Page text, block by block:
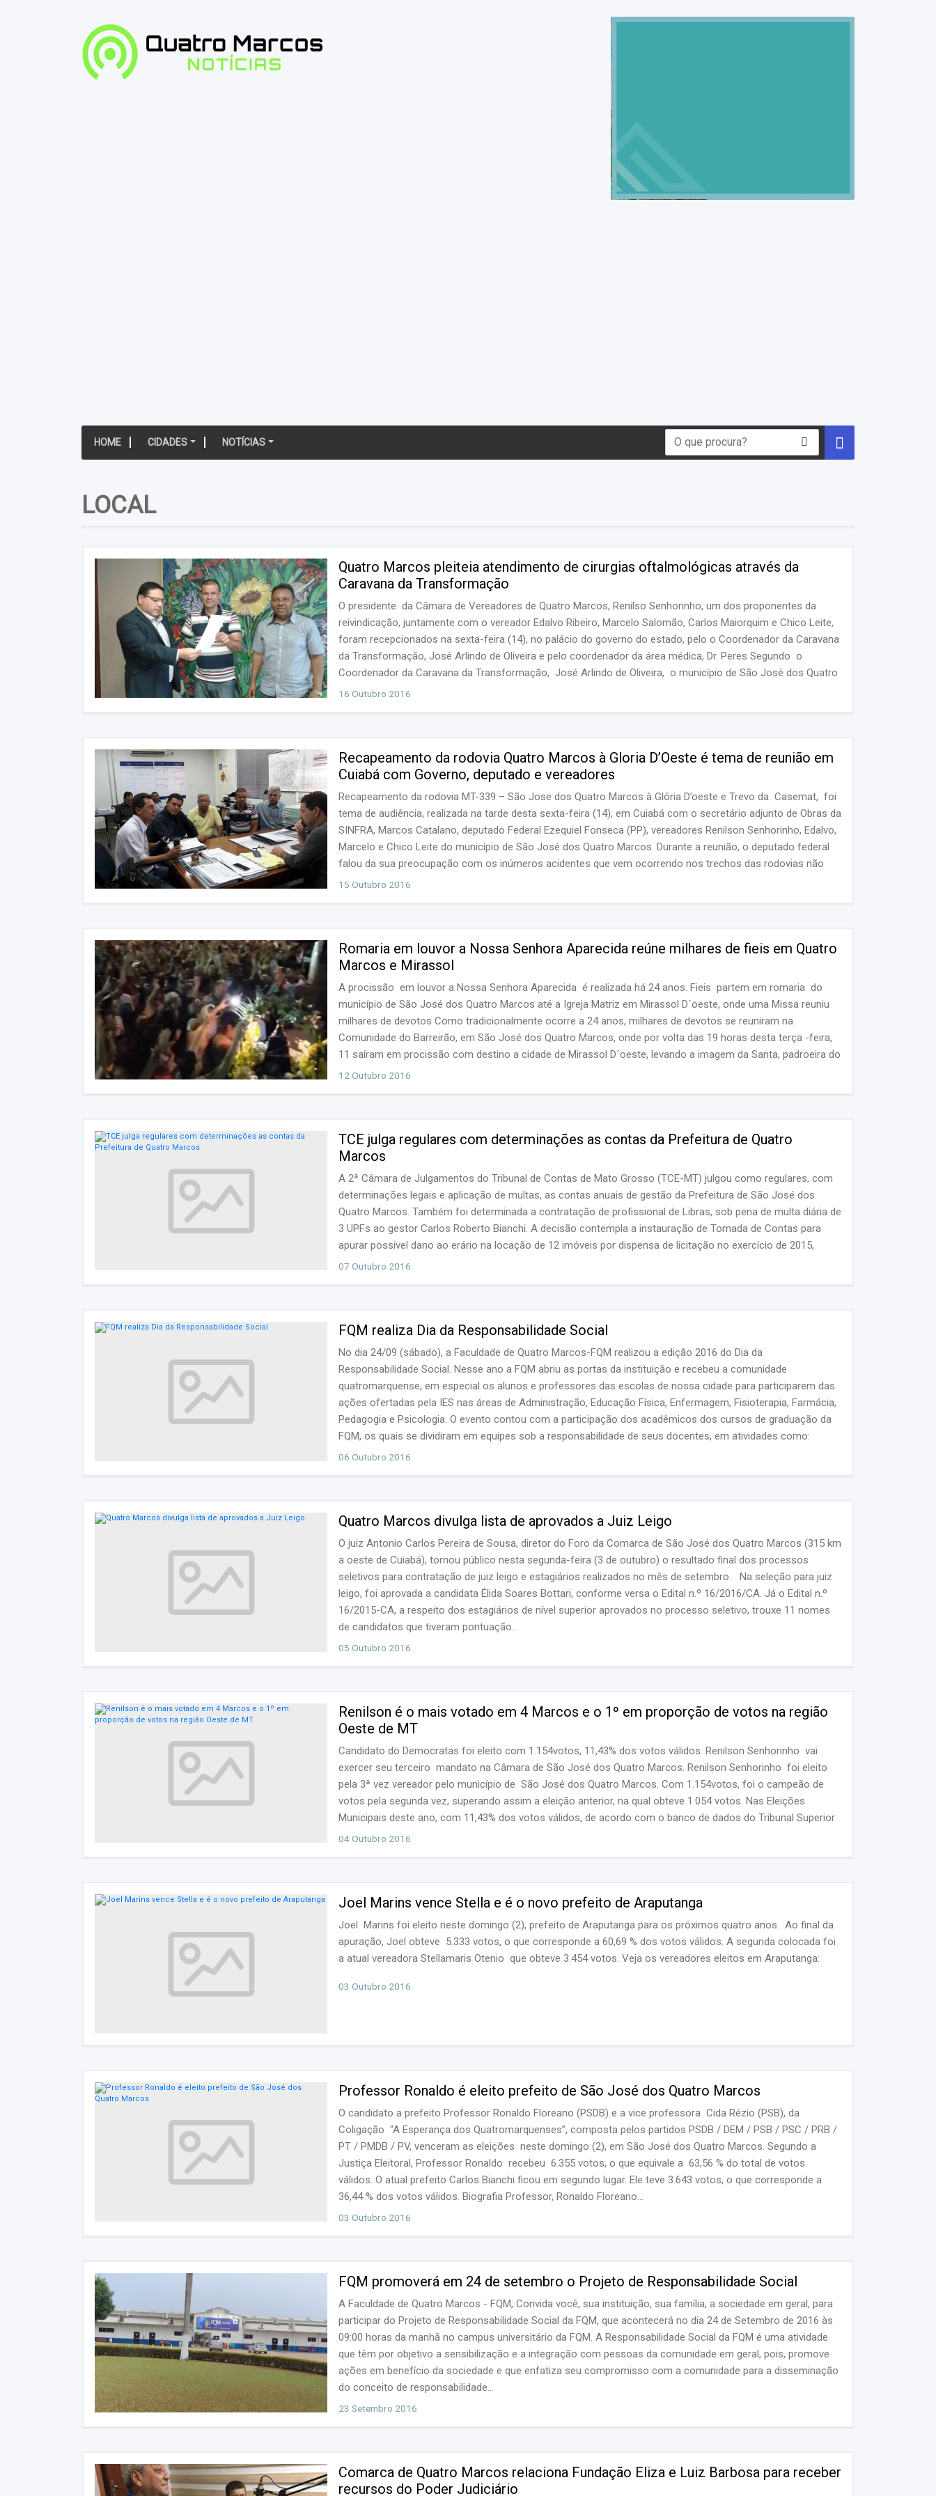
HOME CIDADES NOTÍCIAS
LOCAL
Quatro Marcos pleiteia atendimento de cirurgias oftalmológicas através da
Caravana da Transformação
O presidente da Câmara de Vereadores de Quatro Marcos, Renilso Senhorinho, um dos proponentes da
reivindicação, juntamente com o vereador Edalvo Ribeiro, Marcelo Salomão, Carlos Maiorquim e Chico Leite,
foram recepcionados na sexta-feira (14), no palácio do governo do estado, pelo o Coordenador da Caravana
da Transformação, José Arlindo de Oliveira e pelo coordenador da área médica, Dr. Peres Segundo o
Coordenador da Caravana da Transformação, José Arlindo de Oliveira, o município de São José dos Quatro
Marco poderá ser escolhido para realização de cirurgias oftalmológicas. “Uma das condições para que...
16 Outubro 2016
Recapeamento da rodovia Quatro Marcos à Gloria D’Oeste é tema de reunião em
Cuiabá com Governo, deputado e vereadores
Recapeamento da rodovia MT-339 – São Jose dos Quatro Marcos à Glória D’oeste e Trevo da Casemat, foi
tema de audiência, realizada na tarde desta sexta-feira (14), em Cuiabá com o secretário adjunto de Obras da
SINFRA, Marcos Catalano, deputado Federal Ezequiel Fonseca (PP), vereadores Renilson Senhorinho, Edalvo,
Marcelo e Chico Leite do município de São José dos Quatro Marcos. Durante a reunião, o deputado federal
falou da sua preocupação com os inúmeros acidentes que vem ocorrendo nos trechos das rodovias não
pavimentadas e também no trevo. Segundo ele, a retomada...
15 Outubro 2016
Romaria em louvor a Nossa Senhora Aparecida reúne milhares de fieis em Quatro
Marcos e Mirassol
A procissão em louvor a Nossa Senhora Aparecida é realizada há 24 anos. Fieis partem em romaria do
município de São José dos Quatro Marcos até a Igreja Matriz em Mirassol D´oeste, onde uma Missa reuniu
milhares de devotos Como tradicionalmente ocorre a 24 anos, milhares de devotos se reuniram na
Comunidade do Barreirão, em São José dos Quatro Marcos, onde por volta das 19 horas desta terça -feira,
11 saíram em procissão com destino a cidade de Mirassol D´oeste, levando a imagem da Santa, padroeira do
Brasil. Os Romeiros percorrem a rodovia...
12 Outubro 2016
TCE julga regulares com determinações as contas da Prefeitura de Quatro
Marcos
A 2ª Câmara de Julgamentos do Tribunal de Contas de Mato Grosso (TCE-MT) julgou como regulares, com
determinações legais e aplicação de multas, as contas anuais de gestão da Prefeitura de São José dos
Quatro Marcos. Também foi determinada a contratação de profissional de Libras, sob pena de multa diária de
3 UPFs ao gestor Carlos Roberto Bianchi. A decisão contempla a instauração de Tomada de Contas para
apurar possível dano ao erário na locação de 12 imóveis por dispensa de licitação no exercício de 2015,
durante a gestão. Conforme apontado...
07 Outubro 2016
FQM realiza Dia da Responsabilidade Social
No dia 24/09 (sábado), a Faculdade de Quatro Marcos-FQM realizou a edição 2016 do Dia da
Responsabilidade Social. Nesse ano a FQM abriu as portas da instituição e recebeu a comunidade
quatromarquense, em especial os alunos e professores das escolas de nossa cidade para participarem das
ações ofertadas pela IES nas áreas de Administração, Educação Física, Enfermagem, Fisioterapia, Farmácia,
Pedagogia e Psicologia. O evento contou com a participação dos acadêmicos dos cursos de graduação da
FQM, os quais se dividiram em equipes sob a responsabilidade de seus docentes, em atividades como:
Acuidade visual,...
06 Outubro 2016
Quatro Marcos divulga lista de aprovados a Juiz Leigo
O juiz Antonio Carlos Pereira de Sousa, diretor do Foro da Comarca de São José dos Quatro Marcos (315 km
a oeste de Cuiabá), tornou público nesta segunda-feira (3 de outubro) o resultado final dos processos
seletivos para contratação de juiz leigo e estagiários realizados no mês de setembro. Na seleção para juiz
leigo, foi aprovada a candidata Élida Soares Bottari, conforme versa o Edital n.º 16/2016/CA. Já o Edital n.º
16/2015-CA, a respeito dos estagiários de nível superior aprovados no processo seletivo, trouxe 11 nomes
de candidatos que tiveram pontuação...
05 Outubro 2016
Renilson é o mais votado em 4 Marcos e o 1º em proporção de votos na região
Oeste de MT
Candidato do Democratas foi eleito com 1.154votos, 11,43% dos votos válidos. Renilson Senhorinho vai
exercer seu terceiro mandato na Câmara de São José dos Quatro Marcos. Renilson Senhorinho foi eleito
pela 3ª vez vereador pelo município de São José dos Quatro Marcos. Com 1.154votos, foi o campeão de
votos pela segunda vez, superando assim a eleição anterior, na qual obteve 1.054 votos. Nas Eleições
Municipais deste ano, com 11,43% dos votos válidos, de acordo com o banco de dados do Tribunal Superior
Eleitoral (TSE), regionalmente seus 1.1154 votos, o pontuou como o quinto...
04 Outubro 2016
Joel Marins vence Stella e é o novo prefeito de Araputanga
Joel Marins foi eleito neste domingo (2), prefeito de Araputanga para os próximos quatro anos. Ao final da
apuração, Joel obteve 5.333 votos, o que corresponde a 60,69 % dos votos válidos. A segunda colocada foi
a atual vereadora Stellamaris Otenio que obteve 3.454 votos. Veja os vereadores eleitos em Araputanga:
03 Outubro 2016
Professor Ronaldo é eleito prefeito de São José dos Quatro Marcos
O candidato a prefeito Professor Ronaldo Floreano (PSDB) e a vice professora Cida Rézio (PSB), da
Coligação “A Esperança dos Quatromarquenses”, composta pelos partidos PSDB / DEM / PSB / PSC / PRB /
PT / PMDB / PV, venceram as eleições neste domingo (2), em São José dos Quatro Marcos. Segundo a
Justiça Eleitoral, Professor Ronaldo recebeu 6.355 votos, o que equivale a 63,56 % do total de votos
válidos. O atual prefeito Carlos Bianchi ficou em segundo lugar. Ele teve 3.643 votos, o que corresponde a
36,44 % dos votos válidos. Biografia Professor, Ronaldo Floreano...
03 Outubro 2016
FQM promoverá em 24 de setembro o Projeto de Responsabilidade Social
A Faculdade de Quatro Marcos - FQM, Convida você, sua instituição, sua família, a sociedade em geral, para
participar do Projeto de Responsabilidade Social da FQM, que acontecerá no dia 24 de Setembro de 2016 às
09:00 horas da manhã no campus universitário da FQM. A Responsabilidade Social da FQM é uma atividade
que têm por objetivo a sensibilização e a integração com pessoas da comunidade em geral, pois, promove
ações em benefício da sociedade e que enfatiza seu compromisso com a comunidade para a disseminação
do conceito de responsabilidade...
23 Setembro 2016
Comarca de Quatro Marcos relaciona Fundação Eliza e Luiz Barbosa para receber
recursos do Poder Judiciário